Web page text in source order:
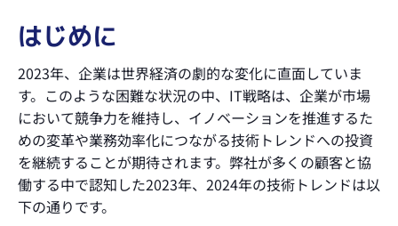
はじめに
2023年、企業は世界経済の劇的な変化に直面していま
す。このような困難な状況の中、IT戦略は、企業が市場
において競争力を維持し、イノベーションを推進するた
めの変革や業務効率化につながる技術トレンドへの投資
を継続することが期待されます。弊社が多くの顧客と協
働する中で認知した2023年、2024年の技術トレンドは以
下の通りです。